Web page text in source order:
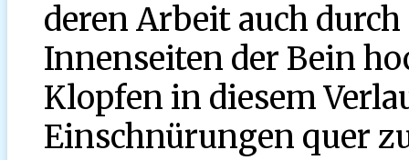
deren Arbeit auch
Innenseiten der Bein
Klopfen in diesem
Einschnürungen quer